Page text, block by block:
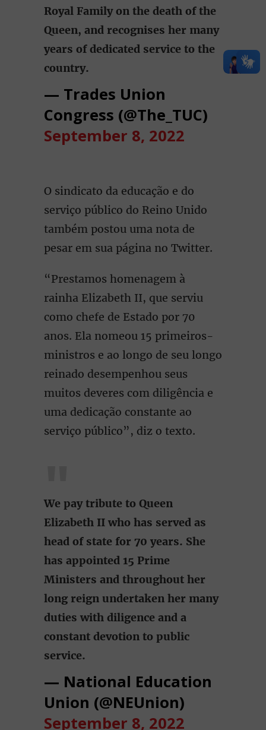
Royal Family on the death of the
Queen, and recognises her many
years of dedicated service to the
country.
— Trades Union
Congress (@The_TUC)
September 8, 2022
O sindicato da educação e do
serviço público do Reino Unido
também postou uma nota de
pesar em sua página no Twitter.
“Prestamos homenagem à
rainha Elizabeth II, que serviu
como chefe de Estado por 70
anos. Ela nomeou 15 primeiros-
ministros e ao longo de seu longo
reinado desempenhou seus
muitos deveres com diligência e
uma dedicação constante ao
serviço público”, diz o texto.
We pay tribute to Queen
Elizabeth II who has served as
head of state for 70 years. She
has appointed 15 Prime
Ministers and throughout her
long reign undertaken her many
duties with diligence and a
constant devotion to public
service.
— National Education
Union (@NEUnion)
September 8, 2022